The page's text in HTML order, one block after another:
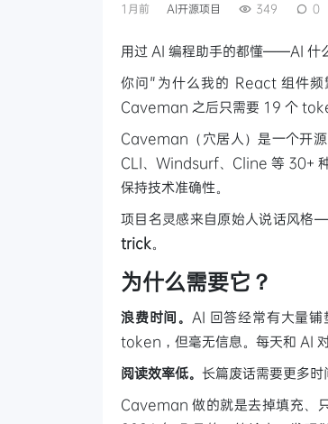
1月前 AI开源项目 349 0
用过 AI 编程助手的都懂——AI 什
你问"为什么我的 React 组件
Caveman 之后只需要 19 个
Caveman（穴居人）是一个开
CLI、Windsurf、Cline 等 30+
保持技术准确性。
项目名灵感来自原始人说话风格
trick。
为什么需要它？
浪费时间。 AI 回答经常有大量
token，但毫无信息。每天和 AI
阅读效率低。 长篇废话需要更多时
Caveman 做的就是去掉填充、